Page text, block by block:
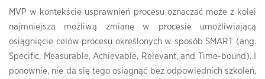
MVP w kontekście usprawnień procesu oznaczać może z kolei
najmniejszą możliwą zmianę w procesie umożliwiającą
osiągnięcie celów procesu określonych w sposób SMART (ang.
Specific, Measurable, Achievable, Relevant, and Time-bound). I
ponownie, nie da się tego osiągnąć bez odpowiednich szkoleń,